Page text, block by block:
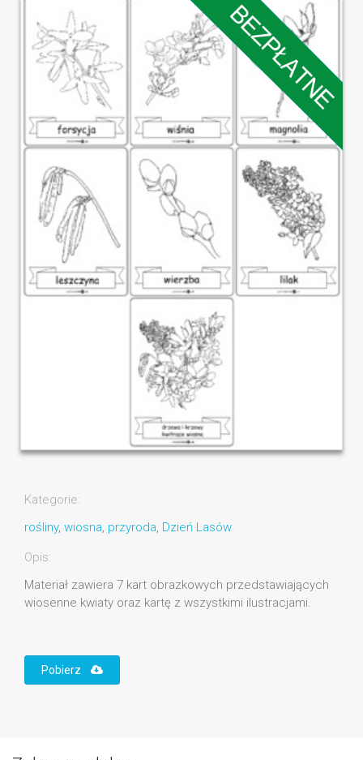
Kategorie:
rośliny, wiosna, przyroda, Dzień Lasów
Opis:
Materiał zawiera 7 kart obrazkowych przedstawiających
wiosenne kwiaty oraz kartę z wszystkimi ilustracjami.
Pobierz